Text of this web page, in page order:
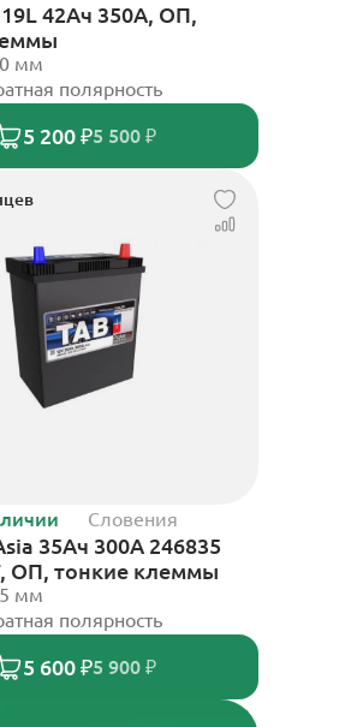
42Ач 350А, ОП,
мм
полярность
5 200 ₽5 500 ₽
Словения
35Ач 300А 246835
ОП, тонкие клеммы
мм
полярность
5 600 ₽5 900 ₽